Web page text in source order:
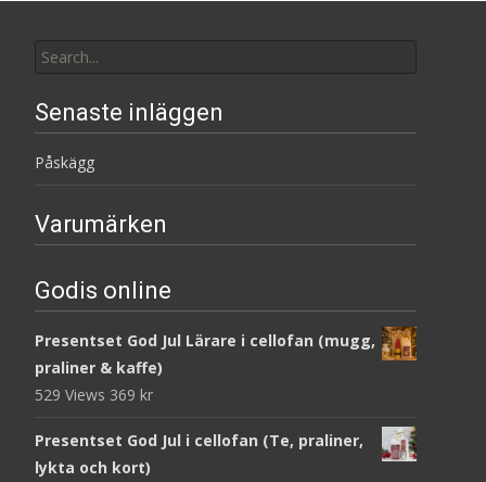
for:
Senaste inläggen
Påskägg
Varumärken
Godis online
Presentset God Jul Lärare i cellofan (mugg,
praliner & kaffe)
529 Views 369 kr
Presentset God Jul i cellofan (Te, praliner,
lykta och kort)